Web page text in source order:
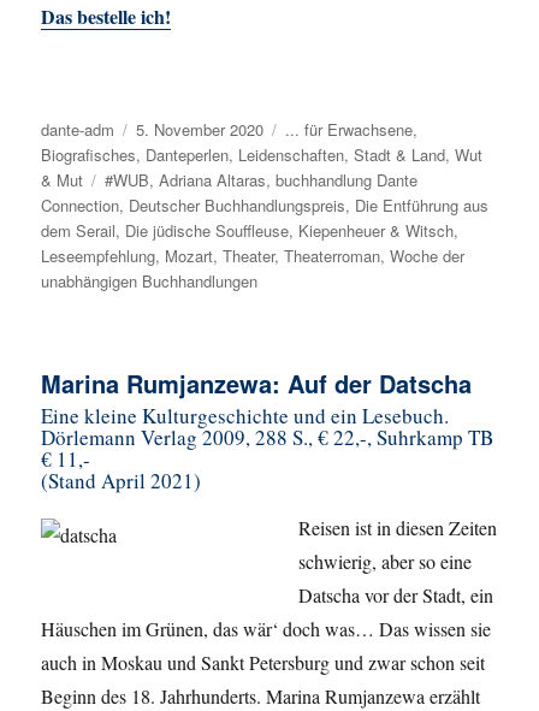
Das bestelle ich!
Autor
dante-adm
Veröffentlicht
am
5. November 2020 Kategorien
... für Erwachsene,
Biografisches, Danteperlen, Leidenschaften,Stadt & Land,Wut
& Mut
Schlagwörter
#WUB,Adriana Altaras,buchhandlung Dante
Connection, Deutscher Buchhandlungspreis, Die Entführung aus
dem Serail, Die jüdische Souffleuse, Kiepenheuer & Witsch,
Leseempfehlung, Mozart,Theater,Theaterroman,Woche der
unabhängigen Buchhandlungen
Marina Rumjanzewa: Auf der Datscha
Eine kleine Kulturgeschichte und ein Lesebuch.
Dörlemann Verlag 2009, 288 S., € 22,-, Suhrkamp TB
€ 11,-
(Stand April 2021)
Reisen ist in diesen Zeiten
schwierig, aber so eine
Datscha vor der Stadt, ein
Häuschen im Grünen, das wär‘ doch was… Das wissen sie
auch in Moskau und Sankt Petersburg und zwar schon seit
Beginn des 18. Jahrhunderts. Marina Rumjanzewa erzählt